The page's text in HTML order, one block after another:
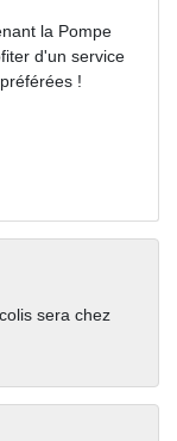
la Pompe
d'un service
!
sera chez